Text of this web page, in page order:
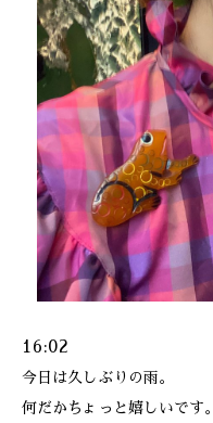
16:02
今日は久しぶりの雨。
何だかちょっと嬉しいです。